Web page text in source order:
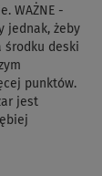
WAŻNE -
jednak, żeby
środku deski
punktów.
jest